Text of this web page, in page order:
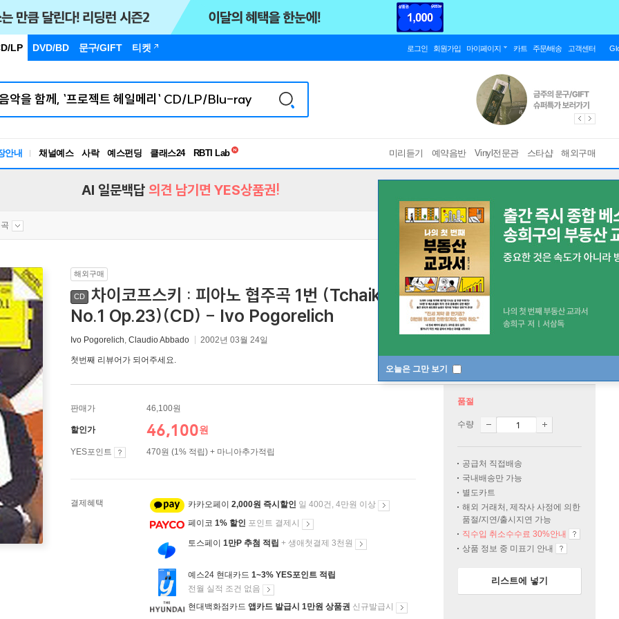
LP DVD/BD 문구/GIFT 티켓 로그인 회원가입 마이페이지 카트 주문/배송 고객센터
안내 채널예스 사락 예스펀딩 클래스24
독서유형검사
미리듣기 예약음반 Vinyl전문관 스타샵 해외구매
오늘은 그만 보기
AI 일문백답 의견 남기면 YES상품권!
해외구매
CD
차이코프스키 : 피아노 협주곡 1번 (Tchaikovsky : Piano Concerto
No.1 Op.23)(CD) - Ivo Pogorelich
Ivo Pogorelich, Claudio Abbado 2002년 03월 24일
첫번째 리뷰어가 되어주세요.
판매가 46,100원
할인가 46,100원
YES포인트 470원 (1% 적립) + 마니아추가적립
결제혜택 카카오페이 2,000원 즉시할인 일 400건, 4만원 이상
페이코 1% 할인 포인트 결제시
토스페이 1만P 추첨 적립 + 생애첫결제 3천원
예스24 현대카드 1~3% YES포인트 적립
전월 실적 조건 없음
현대백화점카드 앱카드 발급시 1만원 상품권 신규발급시
품절
수량
공급처 직접배송
국내배송만 가능
별도카트
해외 거래처, 제작사 사정에 의한
품절/지연/출시지연 가능
직수입 취소수수료 30%안내
상품 정보 중 미표기 안내
리스트에 넣기